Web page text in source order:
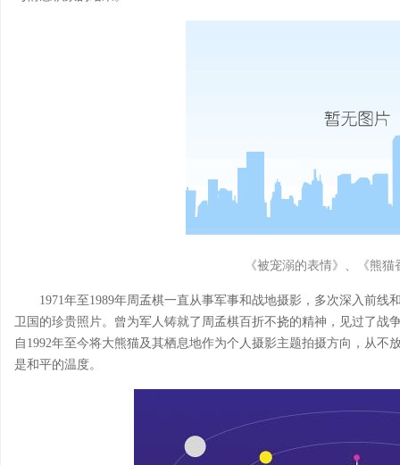
《被宠溺的表情》、《熊
1971年至1989年周孟棋一直从事军事和战地摄影，多次深入前
卫国的珍贵照片。曾为军人铸就了周孟棋百折不挠的精神，见过了战
自1992年至今将大熊猫及其栖息地作为个人摄影主题拍摄方向，从
是和平的温度。